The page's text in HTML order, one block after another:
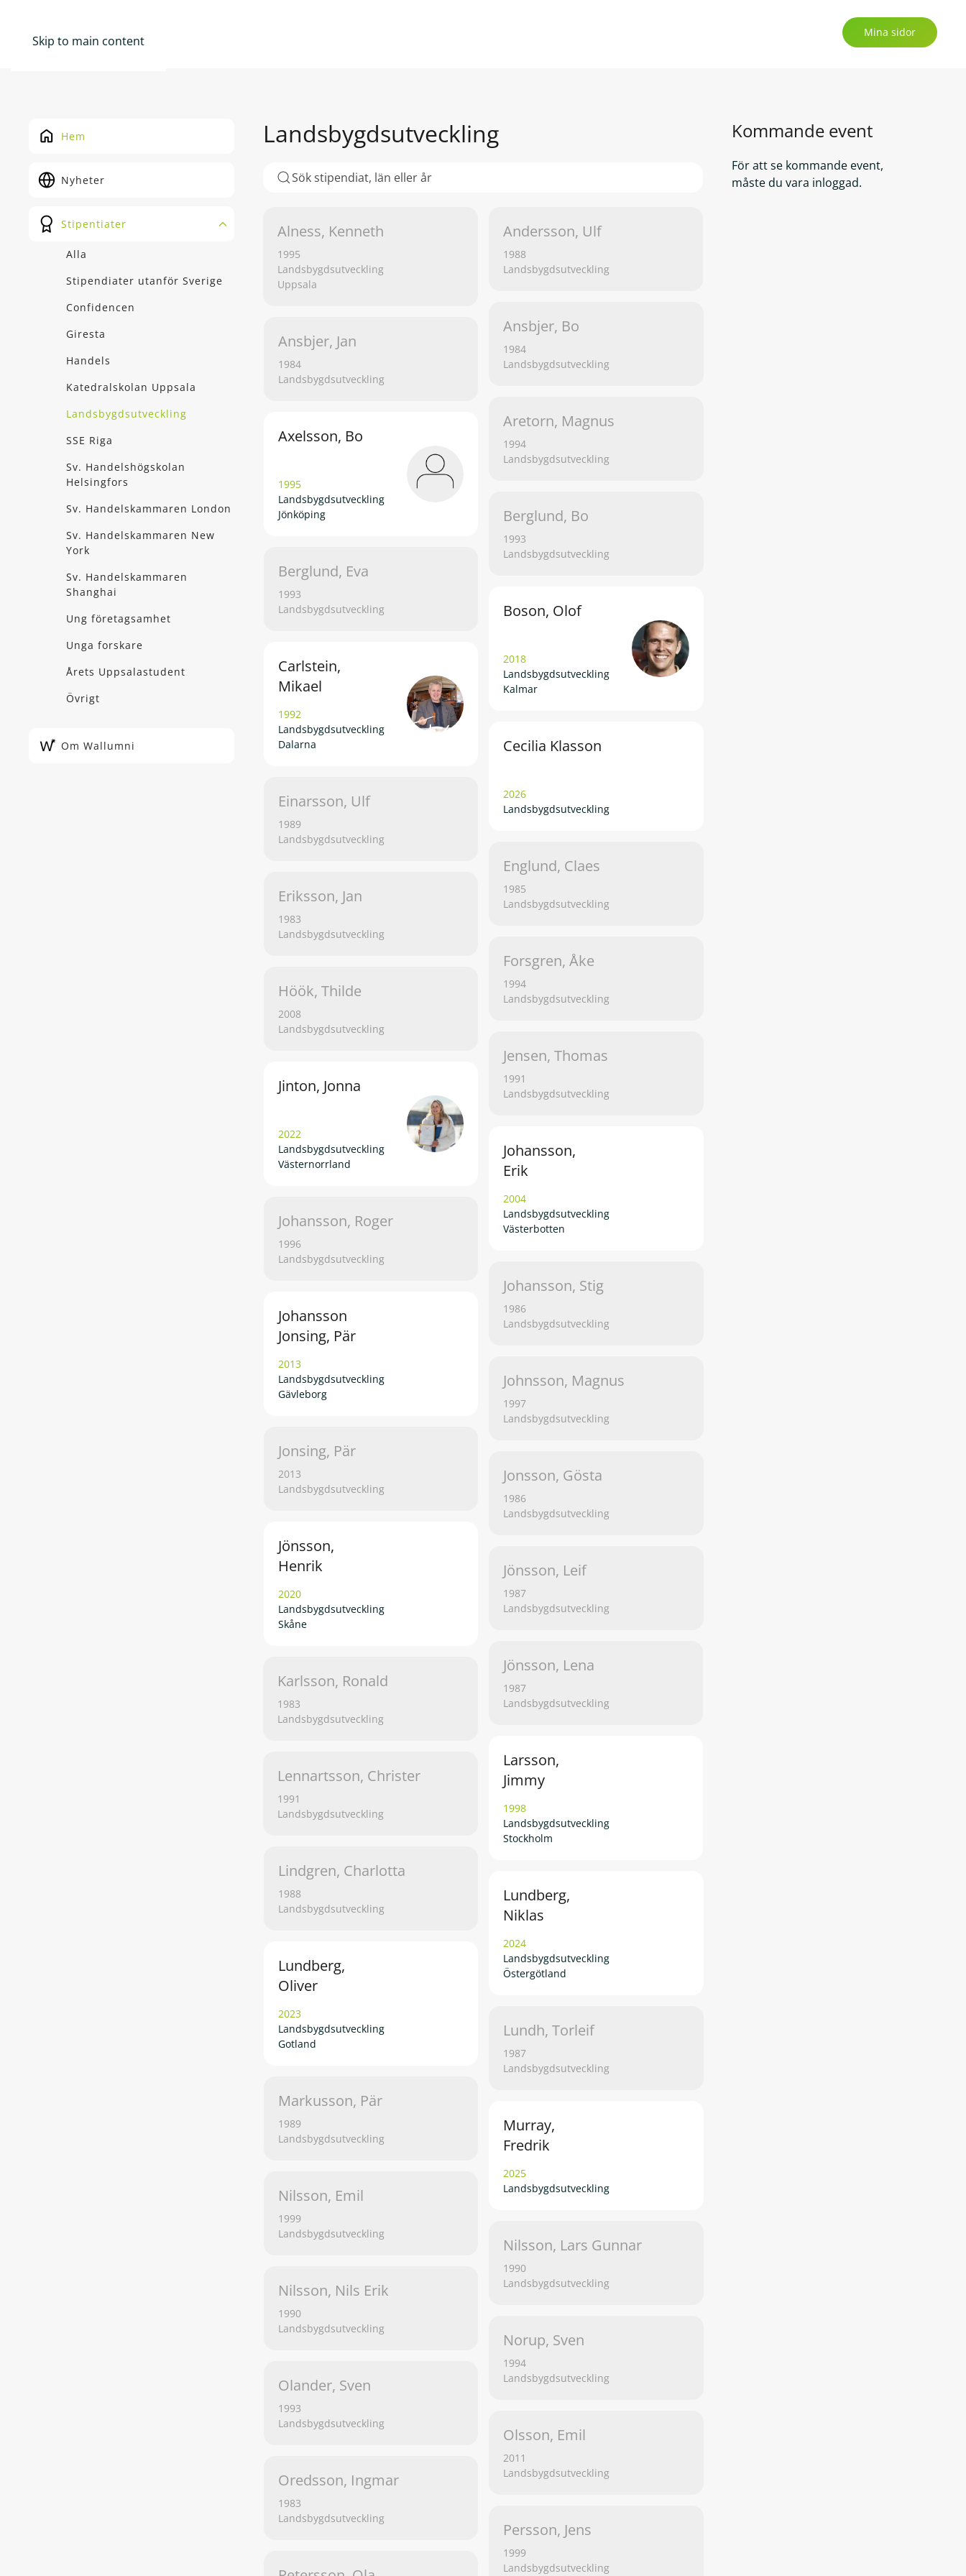
Skip to main content
Mina sidor
Hem
Nyheter
Stipentiater
Alla
Stipendiater utanför Sverige
Confidencen
Giresta
Handels
Katedralskolan Uppsala
Landsbygdsutveckling
SSE Riga
Sv. Handelshögskolan
Helsingfors
Sv. Handelskammaren London
Sv. Handelskammaren New
York
Sv. Handelskammaren
Shanghai
Ung företagsamhet
Unga forskare
Årets Uppsalastudent
Övrigt
Om Wallumni
Landsbygdsutveckling
Alness, Kenneth
1995
Landsbygdsutveckling
Uppsala
Andersson, Ulf
1988
Landsbygdsutveckling
Ansbjer, Bo
1984
Landsbygdsutveckling
Ansbjer, Jan
1984
Landsbygdsutveckling
Aretorn, Magnus
1994
Landsbygdsutveckling
Axelsson, Bo
1995
Landsbygdsutveckling
Jönköping
Berglund, Bo
1993
Landsbygdsutveckling
Berglund, Eva
1993
Landsbygdsutveckling
Boson, Olof
2018
Landsbygdsutveckling
Kalmar
Carlstein,
Mikael
1992
Landsbygdsutveckling
Dalarna
Cecilia Klasson
2026
Landsbygdsutveckling
Einarsson, Ulf
1989
Landsbygdsutveckling
Englund, Claes
1985
Landsbygdsutveckling
Eriksson, Jan
1983
Landsbygdsutveckling
Forsgren, Åke
1994
Landsbygdsutveckling
Höök, Thilde
2008
Landsbygdsutveckling
Jensen, Thomas
1991
Landsbygdsutveckling
Jinton, Jonna
2022
Landsbygdsutveckling
Västernorrland
Johansson,
Erik
2004
Landsbygdsutveckling
Västerbotten
Johansson, Roger
1996
Landsbygdsutveckling
Johansson, Stig
1986
Landsbygdsutveckling
Johansson
Jonsing, Pär
2013
Landsbygdsutveckling
Gävleborg
Johnsson, Magnus
1997
Landsbygdsutveckling
Jonsing, Pär
2013
Landsbygdsutveckling
Jonsson, Gösta
1986
Landsbygdsutveckling
Jönsson,
Henrik
2020
Landsbygdsutveckling
Skåne
Jönsson, Leif
1987
Landsbygdsutveckling
Jönsson, Lena
1987
Landsbygdsutveckling
Karlsson, Ronald
1983
Landsbygdsutveckling
Larsson,
Jimmy
1998
Landsbygdsutveckling
Stockholm
Lennartsson, Christer
1991
Landsbygdsutveckling
Lindgren, Charlotta
1988
Landsbygdsutveckling
Lundberg,
Niklas
2024
Landsbygdsutveckling
Östergötland
Lundberg,
Oliver
2023
Landsbygdsutveckling
Gotland
Lundh, Torleif
1987
Landsbygdsutveckling
Markusson, Pär
1989
Landsbygdsutveckling
Murray,
Fredrik
2025
Landsbygdsutveckling
Nilsson, Emil
1999
Landsbygdsutveckling
Nilsson, Lars Gunnar
1990
Landsbygdsutveckling
Nilsson, Nils Erik
1990
Landsbygdsutveckling
Norup, Sven
1994
Landsbygdsutveckling
Olander, Sven
1993
Landsbygdsutveckling
Olsson, Emil
2011
Landsbygdsutveckling
Oredsson, Ingmar
1983
Landsbygdsutveckling
Persson, Jens
1999
Landsbygdsutveckling
Kommande event
För att se kommande event,
måste du vara inloggad.